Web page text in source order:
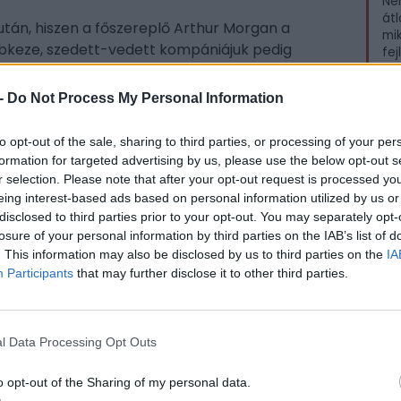
Do Not Process My Personal Information
opt-out of the sale, sharing to third parties, or processing of your
for targeted advertising by us, please use the below opt-out
selection. Please note that after your opt-out request is processed
interest-based ads based on personal information utilized by us
to third parties prior to your opt-out. You may separately
of your personal information by third parties on the IAB’s list of
This information may also be disclosed by us to third parties on the
Participants that may further disclose it to other third parties.
Data Processing Opt Outs
opt-out of the Sharing of my personal data.
hiszen a főszereplő Arthur Morgan a
szedett-vedett kompániájuk pedig
költözik állandóan, a jobb élet reményében,
megteremteni. Csak még egy
egy utolsó bankrablás, aztán költözhetnek.
közben valamit meg kell tenni. Valakin
így mindig képbe kerül egy „utolsó” nagy
csoportosulás megteremti az anyagi
kezdhessenek Tahitin.
miközben a mindennapokra is muszáj
kéne érni, hogy meg is valósuljon, Arthur
balek, hiszen bárkinek bármilyen gondja-
Bá’ lesz az, akiért füttyent a társaság.
ölni valakit, Arthur, ott ragadt a macska a fán,
És persze, az sem számít, hogy az nem
Marstoné, mert bizony Morgan az, aki
még ha csak egy szöget is kell beverni,
PRO